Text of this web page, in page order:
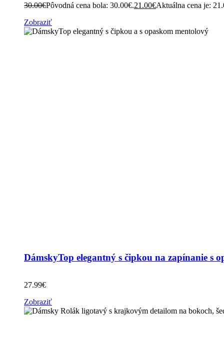
30.00€Pôvodná cena bola: 30.00€.21.00€Aktuálna cena je:
Zobraziť
DámskyTop elegantný s čipkou na zapínanie s
27.99€
Zobraziť